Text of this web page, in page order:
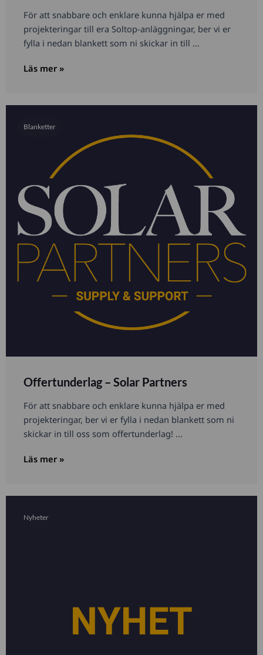
För att snabbare och enklare kunna hjälpa er med
projekteringar till era Soltop-anläggningar, ber vi er
fylla i nedan blankett som ni skickar in till ...
Läs mer »
Blanketter
Offertunderlag – Solar Partners
För att snabbare och enklare kunna hjälpa er med
projekteringar, ber vi er fylla i nedan blankett som ni
skickar in till oss som offertunderlag! ...
Läs mer »
Nyheter